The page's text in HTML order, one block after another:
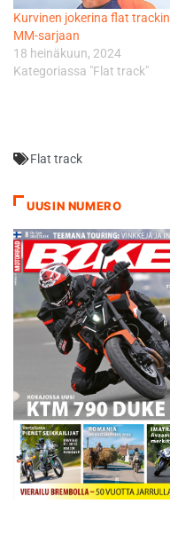
Kurvinen jokerina flat trackin
MM-sarjaan
18 heinäkuun, 2024
Kategoriassa "Flat track"
Flat track
UUSIN NUMERO